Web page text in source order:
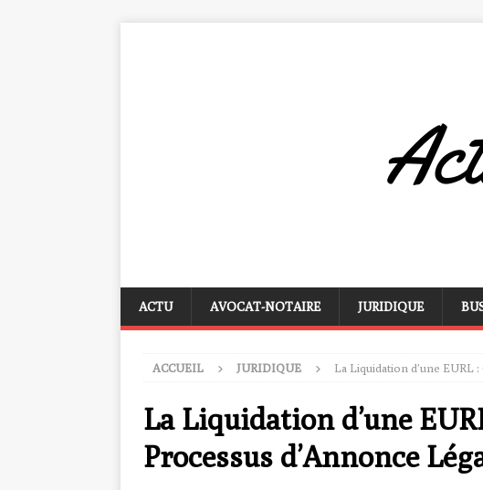
ACTU AVOCAT-NOTAIRE JURIDIQUE
ACCUEIL JURIDIQUE La Liquidation d’une EURL
La Liquidation d’une
Processus d’Annonce